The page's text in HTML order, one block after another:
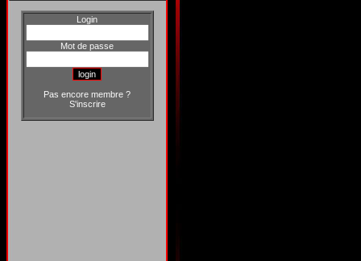
Login
Mot de passe
Pas encore membre ?
S'inscrire